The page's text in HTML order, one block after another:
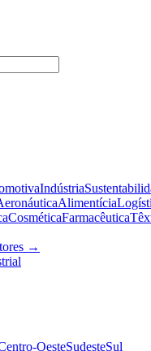
Indústria
Alimentícia
CosméticaFarmacêutica
→
OesteSudesteSul